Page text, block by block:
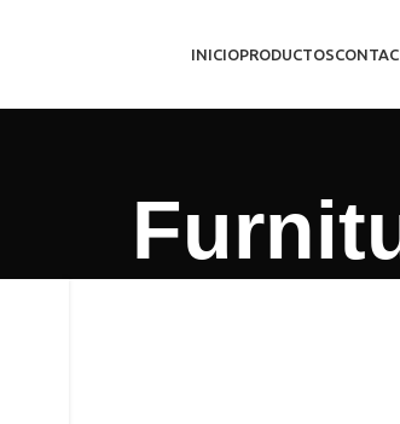
INICIOPRODUCTOS